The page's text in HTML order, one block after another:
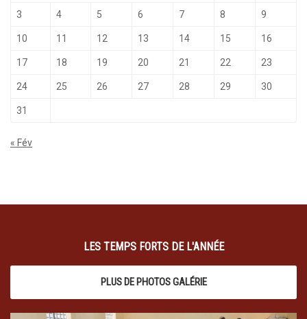
3 4 5 6 7 8 9
10 11 12 13 14 15 16
17 18 19 20 21 22 23
24 25 26 27 28 29 30
31
« Fév
LES TEMPS FORTS DE L'ANNÉE
PLUS DE PHOTOS GALÉRIE